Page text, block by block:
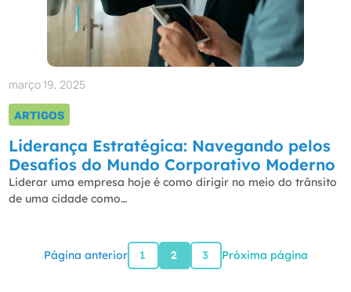
março 19, 2025
ARTIGOS
Liderança Estratégica: Navegando pelos
Desafios do Mundo Corporativo Moderno
Liderar uma empresa hoje é como dirigir no meio do trânsito
de uma cidade como…
Página anterior 1 2 3 Próxima página